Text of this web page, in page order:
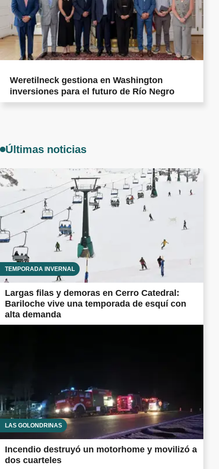
Weretilneck gestiona en Washington
inversiones para el futuro de Río Negro
Últimas noticias
TEMPORADA INVERNAL
Largas filas y demoras en Cerro Catedral:
Bariloche vive una temporada de esquí con
alta demanda
LAS GOLONDRINAS
Incendio destruyó un motorhome y movilizó a
dos cuarteles